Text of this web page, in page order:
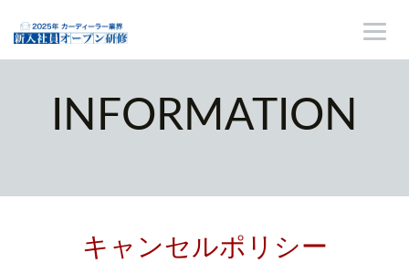
INFORMATION
キャンセルポリシー